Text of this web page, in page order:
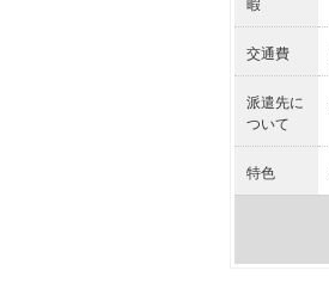
暇
交通費
派遣先に
ついて
特色